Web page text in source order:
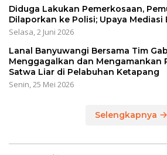
Diduga Lakukan Pemerkosaan,
Dilaporkan ke Polisi; Upaya Mediasi
Selasa, 2 Juni 2026
Lanal Banyuwangi Bersama Tim
Menggagalkan dan Mengamankan
Satwa Liar di Pelabuhan Ketapang
Senin, 25 Mei 2026
Selengkapnya